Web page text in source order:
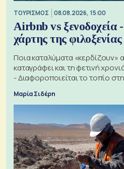
ΤΟΥΡΙΣΜΟΣ 08.08.2026, 15:00
Airbnb vs ξενοδοχεία
χάρτης της
Ποια καταλύματα
καταγράφει και τη φετινή
- Διαφοροποιείται το τοπίο
Μαρία Σιδέρη